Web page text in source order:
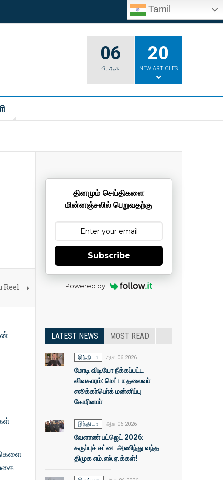
Tamil
06
வி,ஆக
20
NEW ARTICLES
Reel
தினமும் செய்திகளை
மின்னஞ்சலில் பெறுவதற்கு
Subscribe
Powered by
LATEST NEWS MOST READ
இந்தியா ஆக 06 2026
மோடி விடியோ நீக்கப்பட்ட
விவகாரம்: மெட்டா தலைவா்
ஸூக்கா்பொ்க் மன்னிப்பு
கோரினாா்
இந்தியா ஆக 06 2026
வேளாண் பட்ஜெட் 2026:
கருப்புச் சட்டை அணிந்து வந்த
திமுக எம்.எல்.ஏ.க்கள்!